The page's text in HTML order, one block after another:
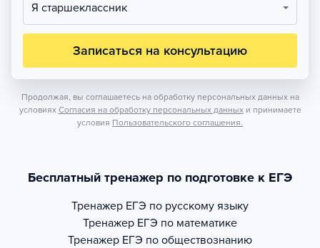
Я старшеклассник
Записаться на консультацию
Продолжая, вы соглашаетесь на обработку персональных данных на
условиях Согласия на обработку персональных данных и принимаете
условия Пользовательского соглашения.
Бесплатный тренажер по подготовке к ЕГЭ
Тренажер ЕГЭ по русскому языку
Тренажер ЕГЭ по математике
Тренажер ЕГЭ по обществознанию